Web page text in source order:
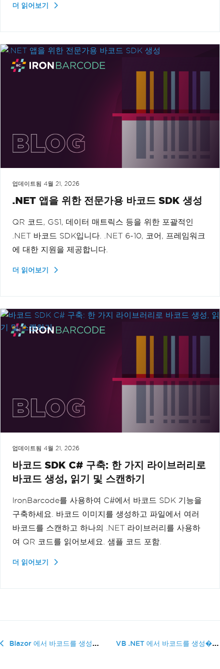
더 읽어보기
업데이트됨 4월 21, 2026
.NET 앱을 위한 전문가용 바코드 SDK 생성
QR 코드, GS1, 데이터 매트릭스 등을 위한 포괄적인
.NET 바코드 SDK입니다. .NET 6-10, 코어, 프레임워크
에 대한 지원을 제공합니다.
더 읽어보기
업데이트됨 4월 21, 2026
바코드 SDK C# 구축: 한 가지 라이브러리로
바코드 생성, 읽기 및 스캔하기
IronBarcode를 사용하여 C#에서 바코드 SDK 기능을
구축하세요. 바코드 이미지를 생성하고 파일에서 여러
바코드를 스캔하고 하나의 .NET 라이브러리를 사용하
여 QR 코드를 읽어보세요. 샘플 코드 포함.
더 읽어보기
Blazor 에서 바코드를 생성하는 방법 VB .NET 에서 바코드를 생성�...